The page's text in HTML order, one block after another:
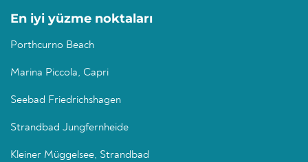
En iyi yüzme noktaları
Porthcurno Beach
Marina Piccola, Capri
Seebad Friedrichshagen
Strandbad Jungfernheide
Kleiner Müggelsee, Strandbad